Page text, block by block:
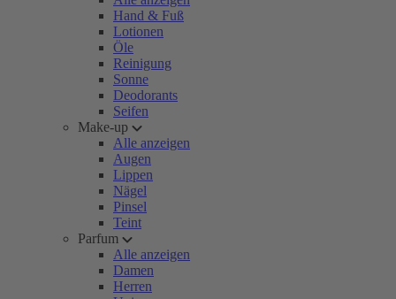
Hand & Fuß
Lotionen
Öle
Reinigung
Sonne
Deodorants
Seifen
Make-up
Alle anzeigen
Augen
Lippen
Nägel
Pinsel
Teint
Parfum
Alle anzeigen
Damen
Herren